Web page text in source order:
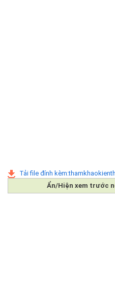
Tải file đính
Ẩn/Hiện xem trước